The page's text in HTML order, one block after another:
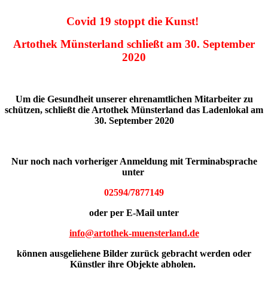
Covid 19 stoppt die Kunst!
Artothek Münsterland schließt am 30. September
2020
Um die Gesundheit unserer ehrenamtlichen Mitarbeiter zu
schützen, schließt die Artothek Münsterland das Ladenlokal am
30. September 2020
Nur noch nach vorheriger Anmeldung mit Terminabsprache
unter
02594/7877149
oder per E-Mail unter
info@artothek-muensterland.de
können ausgeliehene Bilder zurück gebracht werden oder
Künstler ihre Objekte abholen.